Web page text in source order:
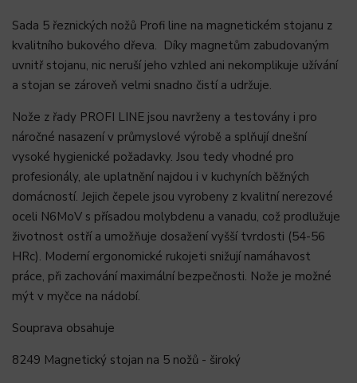
Sada 5 řeznických nožů Profi line na magnetickém stojanu z
kvalitního bukového dřeva. Díky magnetům zabudovaným
uvnitř stojanu, nic neruší jeho vzhled ani nekomplikuje užívání
a stojan se zároveň velmi snadno čistí a udržuje.
Nože z řady PROFI LINE jsou navrženy a testovány i pro
náročné nasazení v průmyslové výrobě a splňují dnešní
vysoké hygienické požadavky. Jsou tedy vhodné pro
profesionály, ale uplatnění najdou i v kuchyních běžných
domácností. Jejich čepele jsou vyrobeny z kvalitní nerezové
oceli N6MoV s přísadou molybdenu a vanadu, což prodlužuje
životnost ostří a umožňuje dosažení vyšší tvrdosti (54-56
HRc). Moderní ergonomické rukojeti snižují namáhavost
práce, při zachování maximální bezpečnosti. Nože je možné
mýt v myčce na nádobí.
Souprava obsahuje
8249 Magnetický stojan na 5 nožů - široký